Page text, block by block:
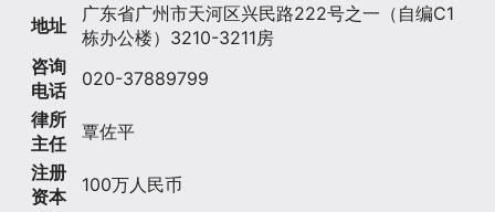
地址
广东省广州市天河区兴民路222号之一（自编C1
栋办公楼）3210-3211房
咨询
电话
020-37889799
律所
主任
覃佐平
注册
资本
100万人民币